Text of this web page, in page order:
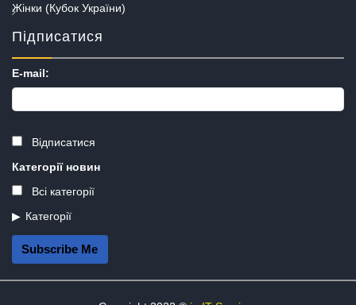
Жінки (Кубок України)
Підписатися
E-mail:
Відписатися
Категорії новин
Всі категорії
Категорії
Subscribe Me